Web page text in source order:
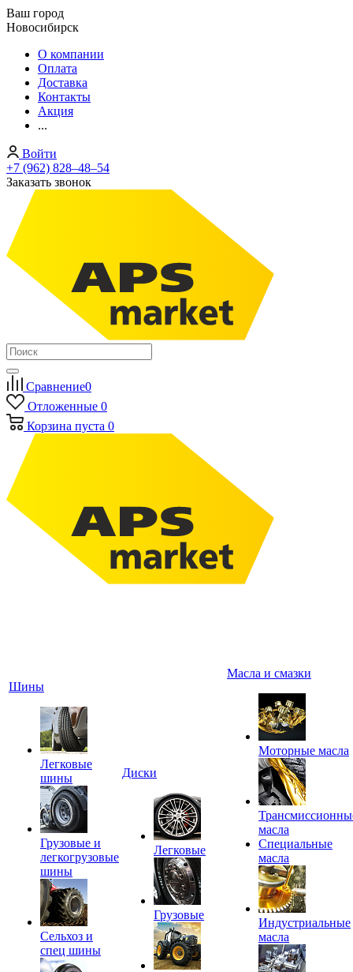
Ваш город
Новосибирск
О компании
Оплата
Доставка
Контакты
Акция
...
Войти
+7 (962) 828‒48‒54
Заказать звонок
Сравнение0
Отложенные 0
Корзина пуста 0
Шины
Легковые
шины
Грузовые и
легкогрузовые
шины
Сельхоз и
спец шины
Диски
Легковые
Грузовые
Масла и смазки
Моторные масла
масла
Специальные
масла
Индустриальные
масла